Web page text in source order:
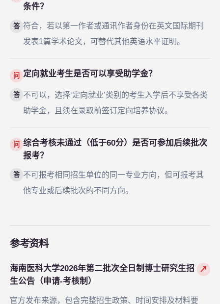
条件？
答 符合，若以第一作者或通讯作者身份在英文国际期刊
发表1篇学术论文，可替代其他英语水平证明。
问 定向就业考生是否可以享受助学金？
答 不可以，选择‘定向就业’类别的考生入学后不享受各类
助学金，且须在录取前签订定向培养协议。
问
综合考核未通过（低于60分）是否可参加后续批次
报考？
答 不可报考相同招生单位的同一专业方向，但可报考其
他专业或后续批次的不同方向。
参考资料
海南医科大学2026年第二批次全日制博士研究生招
生公告（申请-考核制）
↗
官方发布来源，包含完整招生政策、时间安排及材料要